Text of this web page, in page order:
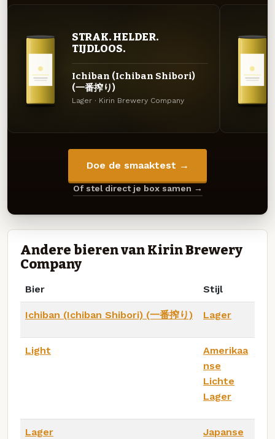
STRAK. HELDER.
TIJDLOOS.
Ichiban (Ichiban Shibori)
(一番搾り)
Lager · Kirin Brewery Company
Doe de smaaktest →
Of stel direct je box samen →
Andere bieren van Kirin Brewery
Company
Bier Stijl
Ichiban (Ichiban Shibori) (一番搾り) Lager
Light
Amerikaa
nse
Lichte
Lager
Lager
Japanse